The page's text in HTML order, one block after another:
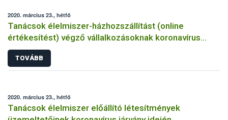
2020. március 23., hétfő
Tanácsok élelmiszer-házhozszállítást (online
értékesítést) végző vállalkozásoknak koronavírus
járvány idején
TOVÁBB
2020. március 23., hétfő
Tanácsok élelmiszer előállító létesítmények